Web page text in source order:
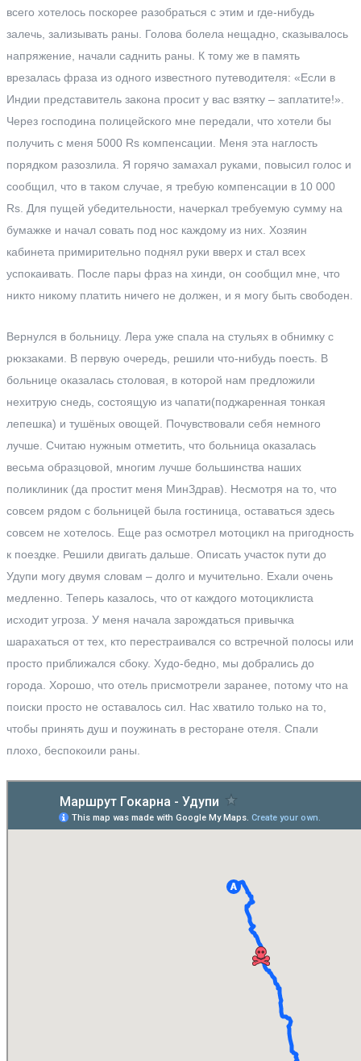
всего хотелось поскорее разобраться с этим и где-нибудь
залечь, зализывать раны. Голова болела нещадно, сказывалось
напряжение, начали саднить раны. К тому же в память
врезалась фраза из одного известного путеводителя: «Если в
Индии представитель закона просит у вас взятку – заплатите!».
Через господина полицейского мне передали, что хотели бы
получить с меня 5000 Rs компенсации. Меня эта наглость
порядком разозлила. Я горячо замахал руками, повысил голос и
сообщил, что в таком случае, я требую компенсации в 10 000
Rs. Для пущей убедительности, начеркал требуемую сумму на
бумажке и начал совать под нос каждому из них. Хозяин
кабинета примирительно поднял руки вверх и стал всех
успокаивать. После пары фраз на хинди, он сообщил мне, что
никто никому платить ничего не должен, и я могу быть свободен.
Вернулся в больницу. Лера уже спала на стульях в обнимку с
рюкзаками. В первую очередь, решили что-нибудь поесть. В
больнице оказалась столовая, в которой нам предложили
нехитрую снедь, состоящую из чапати(поджаренная тонкая
лепешка) и тушёных овощей. Почувствовали себя немного
лучше. Считаю нужным отметить, что больница оказалась
весьма образцовой, многим лучше большинства наших
поликлиник (да простит меня МинЗдрав). Несмотря на то, что
совсем рядом с больницей была гостиница, оставаться здесь
совсем не хотелось. Еще раз осмотрел мотоцикл на пригодность
к поездке. Решили двигать дальше. Описать участок пути до
Удупи могу двумя словам – долго и мучительно. Ехали очень
медленно. Теперь казалось, что от каждого мотоциклиста
исходит угроза. У меня начала зарождаться привычка
шарахаться от тех, кто перестраивался со встречной полосы или
просто приближался сбоку. Худо-бедно, мы добрались до
города. Хорошо, что отель присмотрели заранее, потому что на
поиски просто не оставалось сил. Нас хватило только на то,
чтобы принять душ и поужинать в ресторане отеля. Спали
плохо, беспокоили раны.